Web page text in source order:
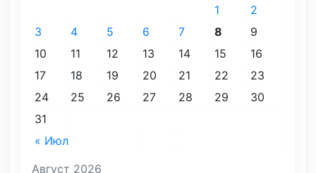
Август 2026
« Июл
1
2
3
4 5 6 7 8
9
10
11 12 13 14 15
16
17
18 19 20 21 22
23
24
25 26 27 28 29
30
31